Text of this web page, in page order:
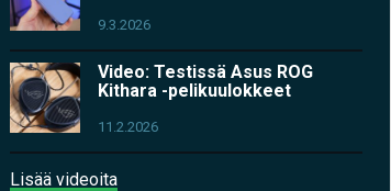
9.3.2026
Video: Testissä Asus ROG
Kithara -pelikuulokkeet
11.2.2026
Lisää videoita